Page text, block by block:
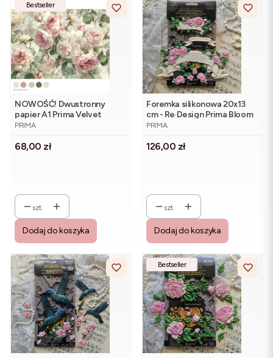
Bestseller
NOWOŚĆ! Dwustronny
papier A1 Prima Velvet
Bloom - 59 x 84 cm
PRODUCENT
PRIMA
Cena
68,00 zł
szt.
Dodaj do koszyka
Foremka silikonowa 20x13
cm - Re·Design Prima Bloom
of Eternity
PRODUCENT
PRIMA
Cena
126,00 zł
szt.
Dodaj do koszyka
Bestseller